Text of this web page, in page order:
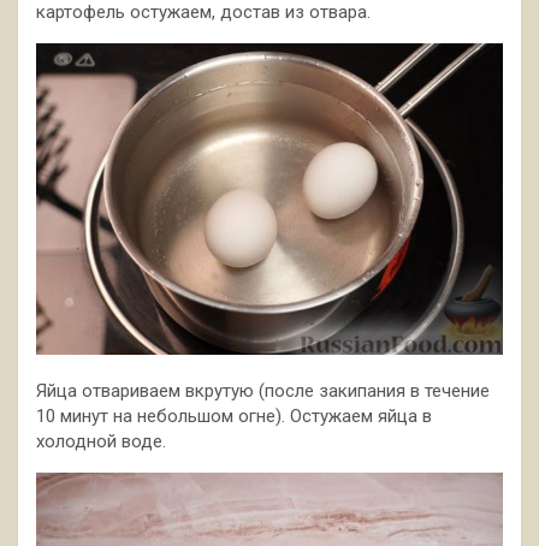
картофель остужаем, достав из отвара.
Яйца отвариваем вкрутую (после закипания в течение
10 минут на небольшом огне). Остужаем яйца в
холодной воде.